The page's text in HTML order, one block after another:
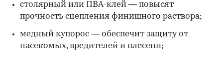
столярный или ПВА-клей — повысят
прочность сцепления финишного раствора;
медный купорос — обеспечит защиту от
насекомых, вредителей и плесени;